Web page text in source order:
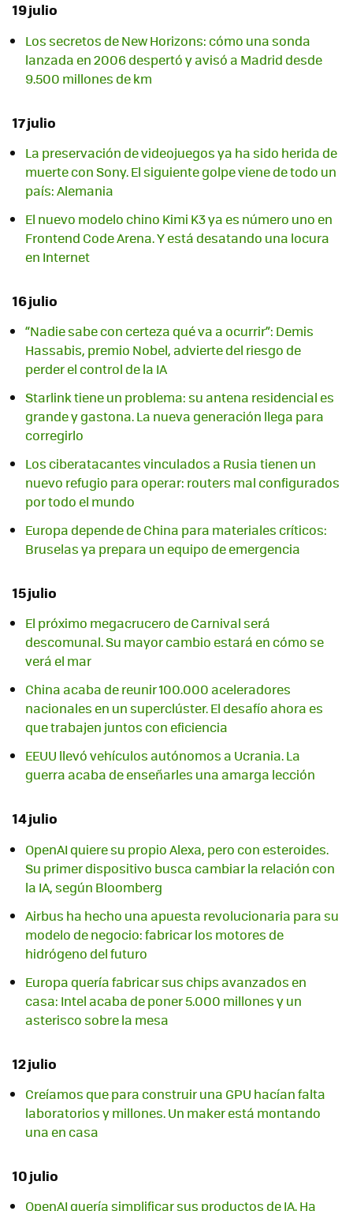
19 julio
Los secretos de New Horizons: cómo una sonda
lanzada en 2006 despertó y avisó a Madrid desde
9.500 millones de km
17 julio
La preservación de videojuegos ya ha sido herida de
muerte con Sony. El siguiente golpe viene de todo un
país: Alemania
El nuevo modelo chino Kimi K3 ya es número uno en
Frontend Code Arena. Y está desatando una locura
en Internet
16 julio
“Nadie sabe con certeza qué va a ocurrir”: Demis
Hassabis, premio Nobel, advierte del riesgo de
perder el control de la IA
Starlink tiene un problema: su antena residencial es
grande y gastona. La nueva generación llega para
corregirlo
Los ciberatacantes vinculados a Rusia tienen un
nuevo refugio para operar: routers mal configurados
por todo el mundo
Europa depende de China para materiales críticos:
Bruselas ya prepara un equipo de emergencia
15 julio
El próximo megacrucero de Carnival será
descomunal. Su mayor cambio estará en cómo se
verá el mar
China acaba de reunir 100.000 aceleradores
nacionales en un superclúster. El desafío ahora es
que trabajen juntos con eficiencia
EEUU llevó vehículos autónomos a Ucrania. La
guerra acaba de enseñarles una amarga lección
14 julio
OpenAI quiere su propio Alexa, pero con esteroides.
Su primer dispositivo busca cambiar la relación con
la IA, según Bloomberg
Airbus ha hecho una apuesta revolucionaria para su
modelo de negocio: fabricar los motores de
hidrógeno del futuro
Europa quería fabricar sus chips avanzados en
casa: Intel acaba de poner 5.000 millones y un
asterisco sobre la mesa
12 julio
Creíamos que para construir una GPU hacían falta
laboratorios y millones. Un maker está montando
una en casa
10 julio
OpenAI quería simplificar sus productos de IA. Ha